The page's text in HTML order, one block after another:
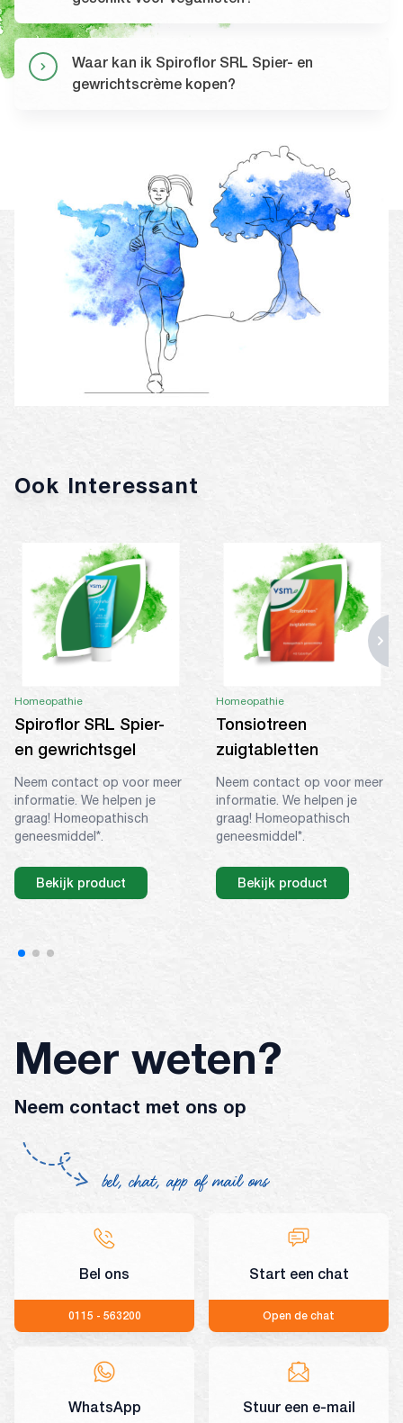
Waar kan ik Spiroflor SRL Spier- en
gewrichtscrème kopen?
Ook Interessant
Homeopathie
Spiroflor SRL Spier-
en gewrichtsgel
Neem contact op voor meer
informatie. We helpen je
graag! Homeopathisch
geneesmiddel*.
Bekijk product
Homeopathie
Tonsiotreen
zuigtabletten
Neem contact op voor meer
informatie. We helpen je
graag! Homeopathisch
geneesmiddel*.
Bekijk product
Meer weten?
Neem contact met ons op
bel, chat, app of mail ons
Bel ons
0115 - 563200
Start een chat
Open de chat
WhatsApp Stuur een e-mail